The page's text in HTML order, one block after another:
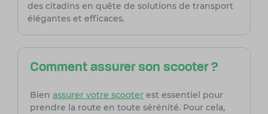
des citadins en quête de solutions de transport
élégantes et efficaces.
Comment assurer son scooter ?
Bien assurer votre scooterest essentiel pour
prendre la route en toute sérénité. Pour cela,